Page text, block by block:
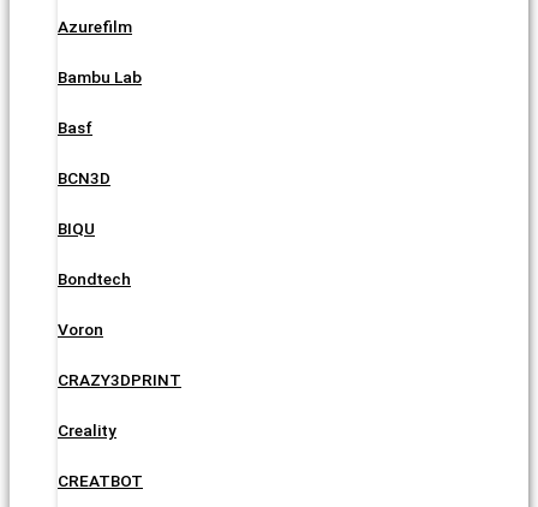
Azurefilm
Bambu Lab
Basf
BCN3D
BIQU
Bondtech
Voron
CRAZY3DPRINT
Creality
CREATBOT